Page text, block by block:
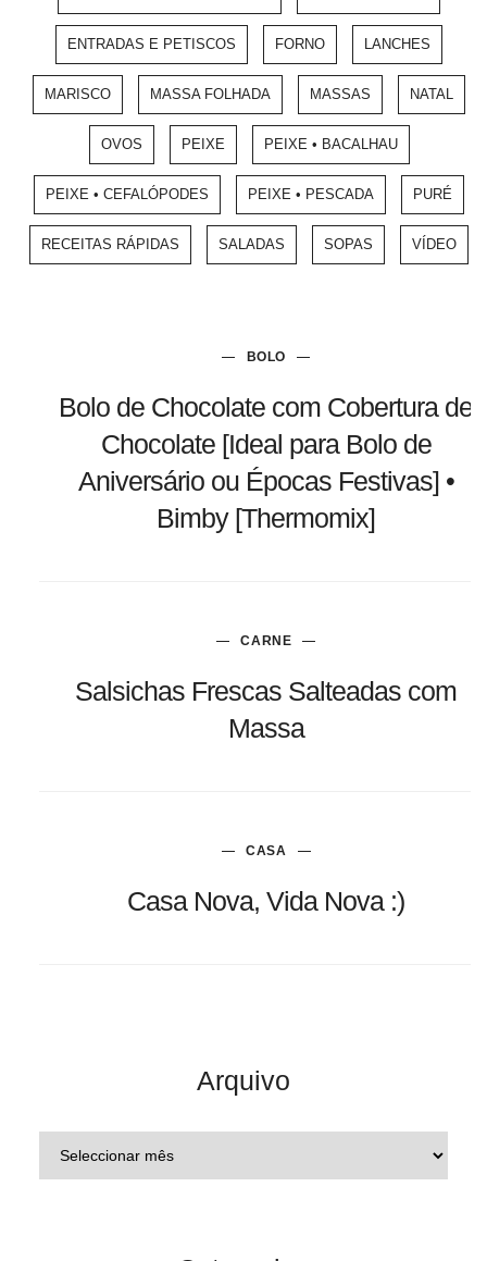
ENTRADAS E PETISCOS FORNO LANCHES
MARISCO MASSA FOLHADA MASSAS NATAL
OVOS PEIXE PEIXE • BACALHAU
PEIXE • CEFALÓPODES PEIXE • PESCADA PURÉ
RECEITAS RÁPIDAS SALADAS SOPAS VÍDEO
BOLO
Bolo de Chocolate com Cobertura de
Chocolate [Ideal para Bolo de
Aniversário ou Épocas Festivas] •
Bimby [Thermomix]
CARNE
Salsichas Frescas Salteadas com
Massa
CASA
Casa Nova, Vida Nova :)
Arquivo